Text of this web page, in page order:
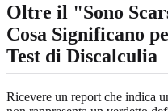
Oltre il "Sono
Cosa Significano
Test di Discalculia
Ricevere un report che indica